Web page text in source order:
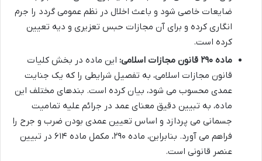
ضایعات خاصی شود و باعث اخلال در نظم عمومی گردد را جرم
انگاری کرده و برای آن مجازات حبس تعزیری و دیه تعیین
کرده است.
ماده ۲۹۰ قانون مجازات اسلامی:
این ماده در بخش کلیات
قانون مجازات اسلامی، به تفصیل شرایطی را که یک جنایت
عمدی محسوب می شود، بیان کرده است. بندهای مختلف این
ماده، به تبیین دقیق معنای عمد در جرائم علیه تمامیت
جسمانی می پردازد و اساس تعیین عمدی بودن ضرب و جرح را
فراهم می آورد. بنابراین، ماده ۲۹۰، مکمل ماده ۶۱۴ در تبیین
عنصر قانونی است.